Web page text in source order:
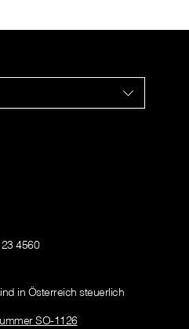
4560
in Österreich steuerlich
SO-1126